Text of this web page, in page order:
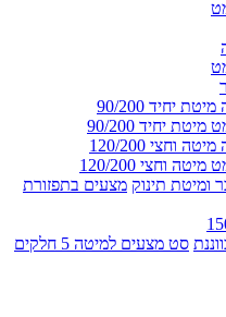
יחיד 90/200
וחצי 120/200
ומיטת תינוק מצעים בתפזורת
סט מצעים למיטה 5 חלקים